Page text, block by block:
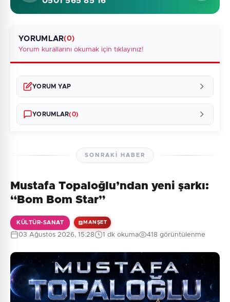
YORUMLAR(0)
Yorum kurallarını okumak için tıklayınız!
YORUM YAP
Güvenlik Sorusu:
2 + 9 = ?
YORUMLAR(0)
Henüz yorum yapılmamış. İlk yorumu siz yapın!
SONRAKI HABER
Mustafa Topaloğlu’ndan yeni şarkı:
“Bom Bom Star”
KÜLTÜR-SANAT MANŞET
03 Ağustos 2026, 15:28 1 dk okuma 418 görüntülenme